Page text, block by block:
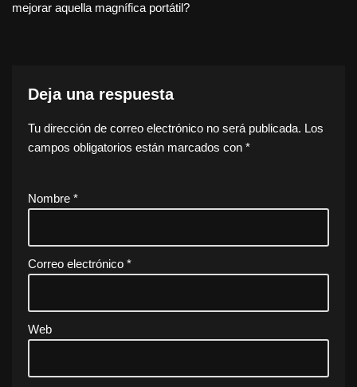
mejorar aquella magnífica portátil?
Deja una respuesta
Tu dirección de correo electrónico no será publicada. Los
campos obligatorios están marcados con *
Nombre *
Correo electrónico *
Web